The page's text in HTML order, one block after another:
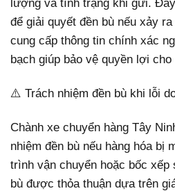
lượng và tình trạng khi gửi.
để giải quyết đền bù nếu xảy
cung cấp thông tin chính xác
bạch giúp bảo vệ quyền lợi cho
⚠️ Trách nhiệm đền bù khi lỗi
Chành xe chuyển hàng Tây
nhiệm đền bù nếu hàng hóa bị
trình vận chuyển hoặc bốc
bù được thỏa thuận dựa trên